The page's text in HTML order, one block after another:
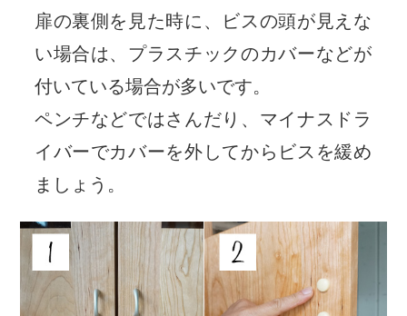
扉の裏側を見た時に、ビスの頭が見えな
い場合は、プラスチックのカバーなどが
付いている場合が多いです。
ペンチなどではさんだり、マイナスドラ
イバーでカバーを外してからビスを緩め
ましょう。